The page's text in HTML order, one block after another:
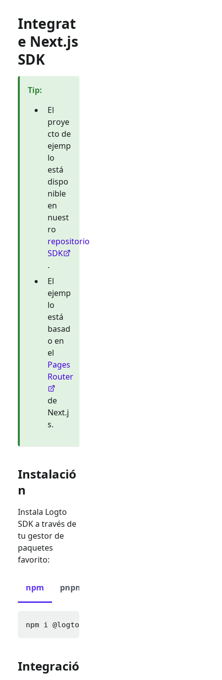
Integrat
e Next.js
SDK
Tip:
El
proye
cto de
ejemp
lo
está
dispo
nible
en
nuest
ro
repositorio
SDK
.
El
ejemp
lo
está
basad
o en
el
Pages
Router
de
Next.j
s.
Instalació
n
Instala Logto
SDK a través de
tu gestor de
paquetes
favorito:
npm pnpm
npm i @logto/next
Integració